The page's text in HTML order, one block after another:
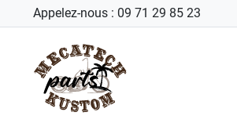
Appelez-nous : 09 71 29 85 23